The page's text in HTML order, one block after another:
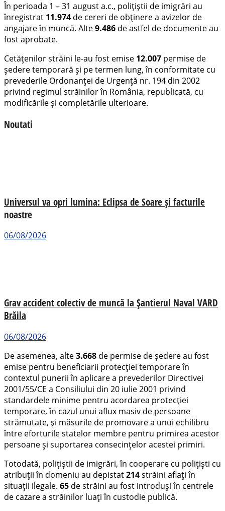
În perioada 1 – 31 august a.c., polițiștii de imigrări au
înregistrat 11.974 de cereri de obținere a avizelor de
angajare în muncă. Alte9.486 de astfel de documente au
fost aprobate.
Cetățenilor străini le-au fost emise 12.007 permise de
ședere temporară și pe termen lung, în conformitate cu
prevederile Ordonanţei de Urgenţă nr. 194 din 2002
privind regimul străinilor în România, republicată, cu
modificările și completările ulterioare.
Noutati
Universul va opri lumina: Eclipsa de Soare și facturile
noastre
06/08/2026
Grav accident colectiv de muncă la Șantierul Naval VARD
Brăila
06/08/2026
De asemenea, alte3.668 de permise de ședere au fost
emise pentru beneficiarii protecției temporare în
contextul punerii în aplicare a prevederilor Directivei
2001/55/CE a Consiliului din 20 iulie 2001 privind
standardele minime pentru acordarea protecției
temporare, în cazul unui aflux masiv de persoane
strămutate, și măsurile de promovare a unui echilibru
între eforturile statelor membre pentru primirea acestor
persoane și suportarea consecințelor acestei primiri.
Totodată, polițiștii de imigrări, în cooperare cu polițiști cu
atribuții în domeniu au depistat214străini aflați în
situații ilegale. 65 de străini au fost introduși în centrele
de cazare a străinilor luați în custodie publică.